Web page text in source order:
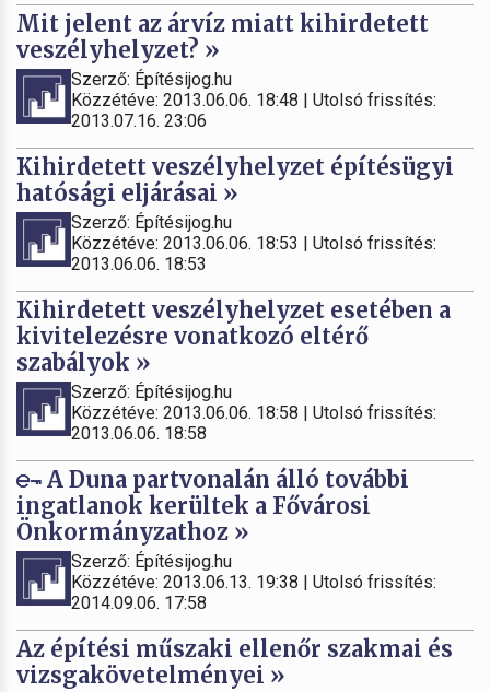
Mit jelent az árvíz miatt kihirdetett
veszélyhelyzet? »
Szerző: Építésijog.hu
Közzétéve: 2013.06.06. 18:48 | Utolsó frissítés:
2013.07.16. 23:06
Kihirdetett veszélyhelyzet építésügyi
hatósági eljárásai »
Szerző: Építésijog.hu
Közzétéve: 2013.06.06. 18:53 | Utolsó frissítés:
2013.06.06. 18:53
Kihirdetett veszélyhelyzet esetében a
kivitelezésre vonatkozó eltérő
szabályok »
Szerző: Építésijog.hu
Közzétéve: 2013.06.06. 18:58 | Utolsó frissítés:
2013.06.06. 18:58
A Duna partvonalán álló további
ingatlanok kerültek a Fővárosi
Önkormányzathoz »
Szerző: Építésijog.hu
Közzétéve: 2013.06.13. 19:38 | Utolsó frissítés:
2014.09.06. 17:58
Az építési műszaki ellenőr szakmai és
vizsgakövetelményei »